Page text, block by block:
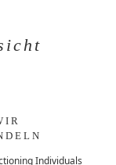
Individuals